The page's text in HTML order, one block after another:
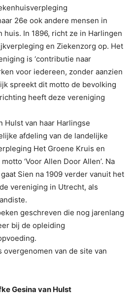
26e ook andere mensen in
huis. In 1896, richt ze in Harlingen
en Ziekenzorg op. Het
is ‘contributie naar
voor iedereen, zonder aanzien
spreekt dit motto de bevolking
heeft deze vereniging
Hulst van haar Harlingse
afdeling van de landelijke
Het Groene Kruis en
‘Voor Allen Door Allen’. Na
Sien na 1909 verder vanuit het
vereniging in Utrecht, als
geschreven die nog jarenlang
bij de opleiding
overgenomen van de site van
Gesina van Hulst